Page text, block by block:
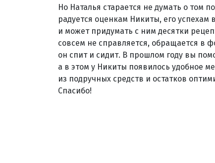
Но Наталья старается не думать о том
радуется оценкам Никиты, его успехам
и может придумать с ним десятки
совсем не справляется, обращается в
он спит и сидит. В прошлом году вы
а в этом у Никиты появилось удобное
из подручных средств и остатков
Спасибо!